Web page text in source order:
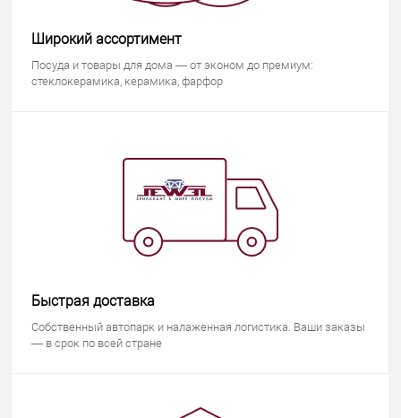
Широкий ассортимент
Посуда и товары для дома — от эконом до премиум:
стеклокерамика, керамика, фарфор
Быстрая доставка
Собственный автопарк и налаженная логистика. Ваши заказы
— в срок по всей стране